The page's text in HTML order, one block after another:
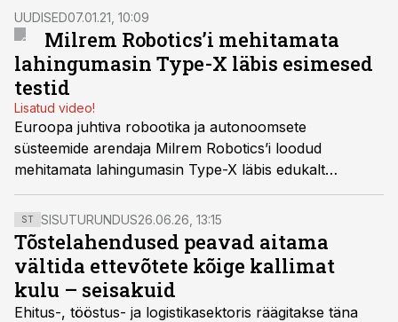
õhuründemoona ning teiste mehitamata õhusõidukite
eest.
UUDISED07.01.21, 10:09
Milrem Robotics’i mehitamata
lahingumasin Type-X läbis esimesed
testid
Lisatud video!
Euroopa juhtiva robootika ja autonoomsete
süsteemide arendaja Milrem Robotics’i loodud
mehitamata lahingumasin Type-X läbis edukalt
esimesed mobiilsustestid.
ST SISUTURUNDUS26.06.26, 13:15
Tõstelahendused peavad aitama
vältida ettevõtete kõige kallimat
kulu – seisakuid
Ehitus-, tööstus- ja logistikasektoris räägitakse täna